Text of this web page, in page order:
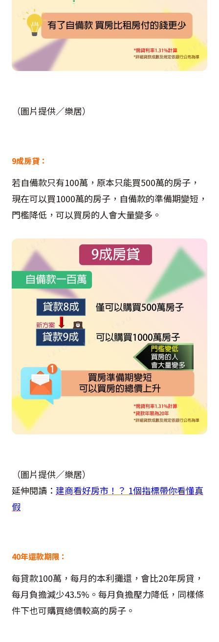
（圖片提供／樂居）
9成房貸：
若自備款只有100萬，原本只能買500萬的房子，
現在可以買1000萬的房子，自備款的準備期變短，
門檻降低，可以買房的人會大量變多。
（圖片提供／樂居）
延伸閱讀： 建商看好房市！？ 1個指標帶你看懂真
假
40年還款期限：
每貸款100萬，每月的本利攤還，會比20年房貸，
每月負擔減少43.5%。每月負擔壓力降低，同樣條
件下也可購買總價較高的房子。